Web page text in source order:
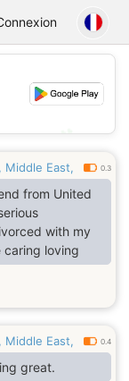
💕
Middle East, 0.3
from United
with my
caring loving
Middle East, 0.4
great.